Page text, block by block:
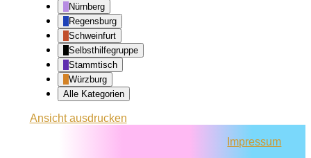
Nürnberg
Regensburg
Schweinfurt
Selbsthilfegruppe
Stammtisch
Würzburg
Alle Kategorien
Ansichtausdrucken
Impressum